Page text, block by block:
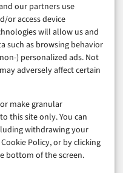
our partners use
or access device
will allow us and
such as browsing behavior
) personalized ads. Not
adversely affect certain
make granular
this site only. You can
withdrawing your
Policy, or by clicking
bottom of the screen.